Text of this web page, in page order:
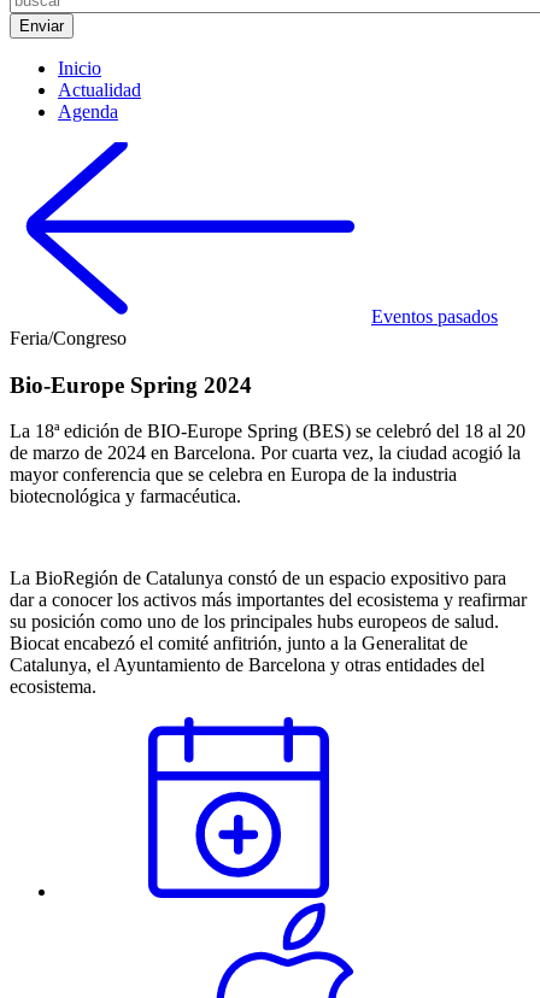
Inicio
Actualidad
Agenda
Eventos pasados
Feria/Congreso
Bio-Europe Spring 2024
La 18ª edición de BIO-Europe Spring (BES) se celebró del 18 al 20
de marzo de 2024 en Barcelona. Por cuarta vez, la ciudad acogió la
mayor conferencia que se celebra en Europa de la industria
biotecnológica y farmacéutica.
La BioRegión de Catalunya constó de un espacio expositivo para
dar a conocer los activos más importantes del ecosistema y reafirmar
su posición como uno de los principales hubs europeos de salud.
Biocat encabezó el comité anfitrión, junto a la Generalitat de
Catalunya, el Ayuntamiento de Barcelona y otras entidades del
ecosistema.